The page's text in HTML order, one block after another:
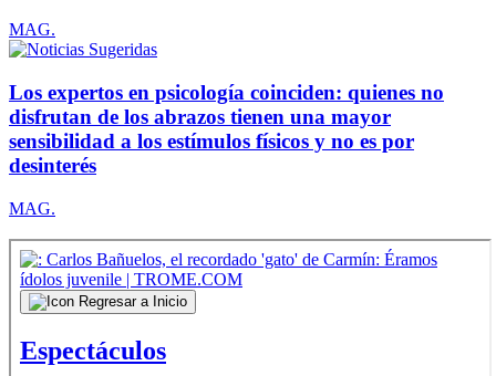
MAG.
Los expertos en psicología coinciden: quienes no
disfrutan de los abrazos tienen una mayor
sensibilidad a los estímulos físicos y no es por
desinterés
MAG.